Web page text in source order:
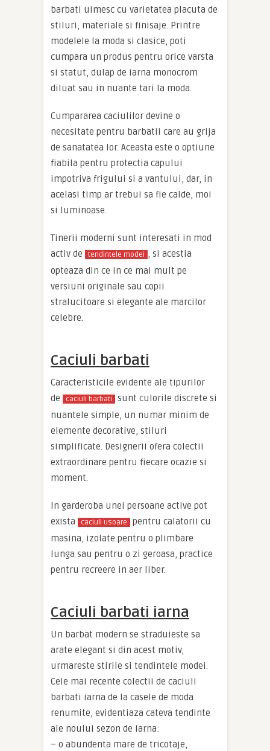
barbati uimesc cu varietatea placuta de
stiluri, materiale si finisaje. Printre
modelele la moda si clasice, poti
cumpara un produs pentru orice varsta
si statut, dulap de iarna monocrom
diluat sau in nuante tari la moda.
Cumpararea caciulilor devine o
necesitate pentru barbatii care au grija
de sanatatea lor. Aceasta este o optiune
fiabila pentru protectia capului
impotriva frigului si a vantului, dar, in
acelasi timp ar trebui sa fie calde, moi
si luminoase.
Tinerii moderni sunt interesati in mod
activ de
tendintele modei
, si acestia
opteaza din ce in ce mai mult pe
versiuni originale sau copii
stralucitoare si elegante ale marcilor
celebre.
Caciuli barbati
Caracteristicile evidente ale tipurilor
de
caciuli barbati
sunt culorile discrete si
nuantele simple, un numar minim de
elemente decorative, stiluri
simplificate. Designerii ofera colectii
extraordinare pentru fiecare ocazie si
moment.
In garderoba unei persoane active pot
exista
caciuli usoare
pentru calatorii cu
masina, izolate pentru o plimbare
lunga sau pentru o zi geroasa, practice
pentru recreere in aer liber.
Caciuli barbati iarna
Un barbat modern se straduieste sa
arate elegant si din acest motiv,
urmareste stirile si tendintele modei.
Cele mai recente colectii de caciuli
barbati iarna de la casele de moda
renumite, evidentiaza cateva tendinte
ale noului sezon de iarna:
– o abundenta mare de tricotaje,